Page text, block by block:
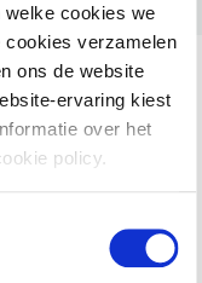
cookies we
cookies verzamelen
ons de website
ervaring kiest
over het
policy.
Milieu